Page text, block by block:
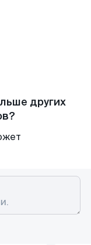
других